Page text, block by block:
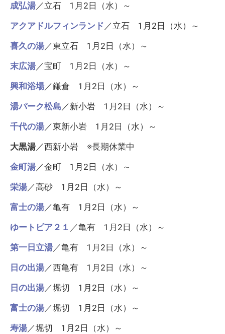
成弘湯／立石 1月2日（水）～
アクアドルフィンランド ／立石 1月2日（水）～
喜久の湯／東立石 1月2日（水）～
末広湯／宝町 1月2日（水）～
興和浴場／鎌倉 1月2日（水）～
湯パーク松島 ／新小岩 1月2日（水）～
千代の湯／東新小岩 1月2日（水）～
大黒湯／西新小岩 ※長期休業中
金町湯／金町 1月2日（水）～
栄湯／高砂 1月2日（水）～
富士の湯／亀有 1月2日（水）～
ゆートピア２１ ／亀有 1月2日（水）～
第一日立湯／亀有 1月2日（水）～
日の出湯／西亀有 1月2日（水）～
日の出湯／堀切 1月2日（水）～
富士の湯／堀切 1月2日（水）～
寿湯／堀切 1月2日（水）～